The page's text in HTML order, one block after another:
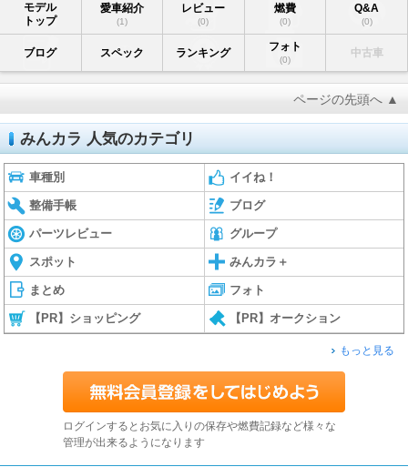
モデル
トップ
愛車紹介
(1)
レビュー
(0)
燃費
(0)
Q&A
(0)
ブログ スペック ランキング フォト
(0)
中古車
ページの先頭へ ▲
みんカラ 人気のカテゴリ
車種別 イイね！
整備手帳 ブログ
パーツレビュー グループ
スポット みんカラ＋
まとめ フォト
【PR】ショッピング 【PR】オークション
もっと見る
ログインするとお気に入りの保存や燃費記録など様々な
管理が出来るようになります